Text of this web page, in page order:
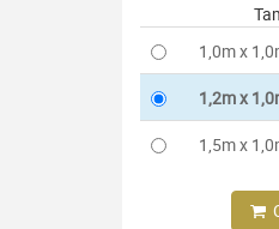
1,0m x
1,2m x
1,5m x